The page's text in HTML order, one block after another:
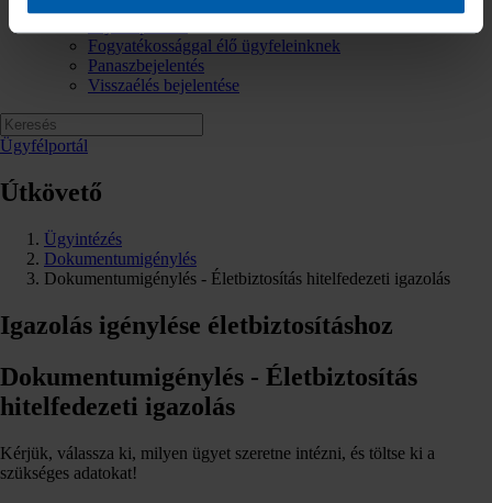
Fogyatékossággal élő ügyfeleinknek
Panaszbejelentés
Visszaélés bejelentése
Ügyfélportál
Útkövető
Ügyintézés
Dokumentumigénylés
Dokumentumigénylés - Életbiztosítás hitelfedezeti igazolás
Igazolás igénylése életbiztosításhoz
Dokumentumigénylés - Életbiztosítás
hitelfedezeti igazolás
Kérjük, válassza ki, milyen ügyet szeretne intézni, és töltse ki a
szükséges adatokat!